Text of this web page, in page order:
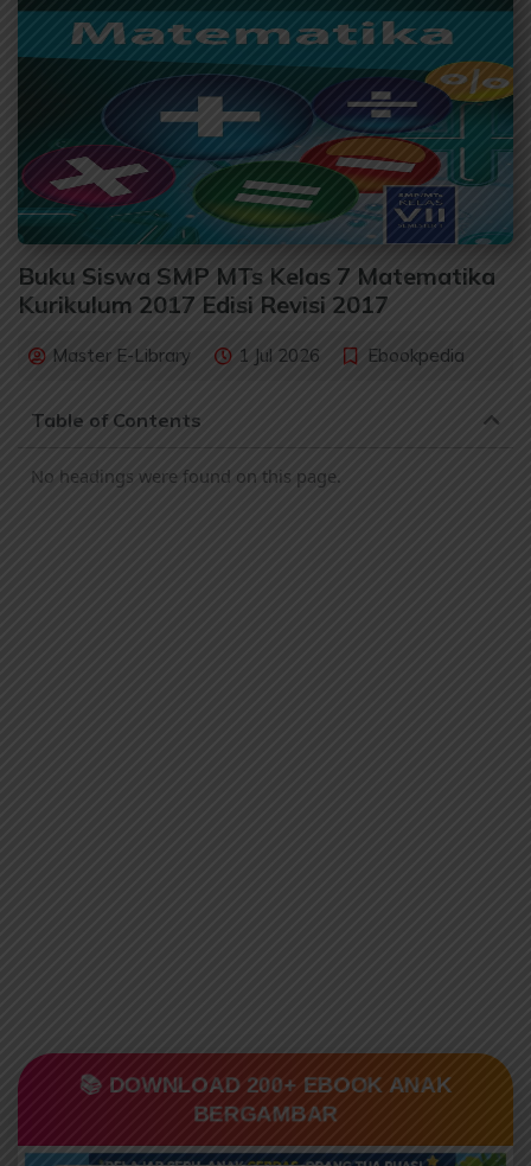
Buku Siswa SMP MTs Kelas 7 Matematika
Kurikulum 2017 Edisi Revisi 2017
Master E-Library 1 Jul 2026 Ebookpedia
Table of Contents
No headings were found on this page.
📚 DOWNLOAD 200+ EBOOK ANAK
BERGAMBAR